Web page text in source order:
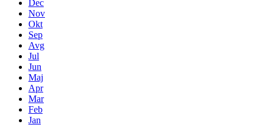
Dec
Nov
Okt
Sep
Avg
Jul
Jun
Maj
Apr
Mar
Feb
Jan